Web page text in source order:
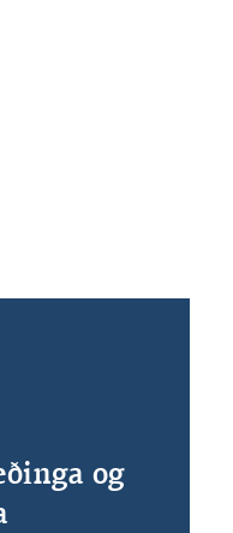
og